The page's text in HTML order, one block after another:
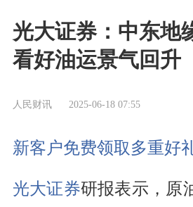
光大证券：中东地
看好油运景气回升
人民财讯 2025-06-18 07:55
新客户免费领取多重好
光大证券研报表示，原